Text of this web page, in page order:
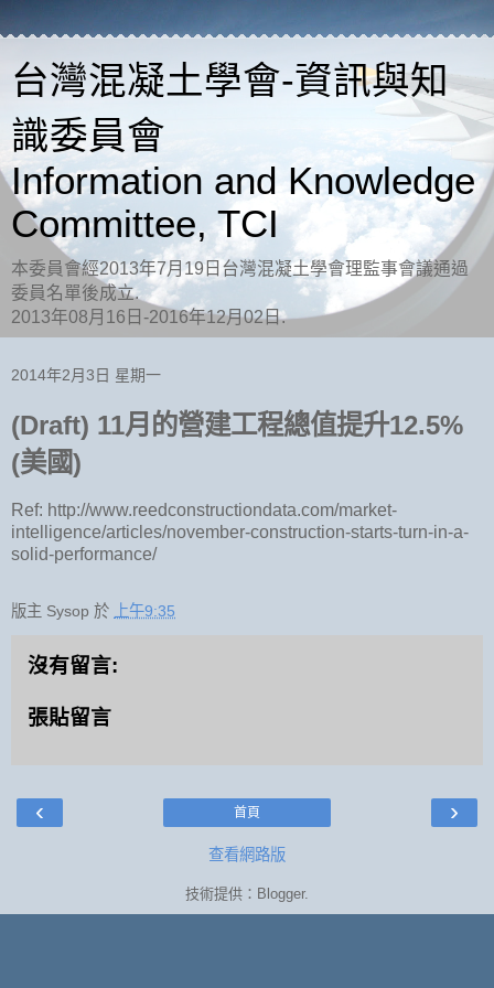
台灣混凝土學會-資訊與知
識委員會
Information and Knowledge
Committee, TCI
本委員會經2013年7月19日台灣混凝土學會理監事會議通過
委員名單後成立.
2013年08月16日-2016年12月02日.
2014年2月3日 星期一
(Draft) 11月的營建工程總值提升12.5%
(美國)
Ref: http://www.reedconstructiondata.com/market-
intelligence/articles/november-construction-starts-turn-in-a-
solid-performance/
版主 Sysop 於 上午9:35
沒有留言:
張貼留言
‹ ›
首頁
查看網路版
技術提供： Blogger.